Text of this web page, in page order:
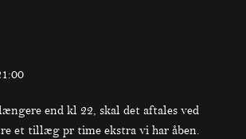
end kl 22, skal det aftales ved
et tillæg pr time ekstra vi har åben.